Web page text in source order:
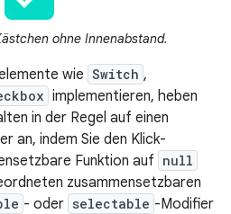
ohne Innenabstand.
wie Switch ,
implementieren, heben
in der Regel auf einen
an, indem Sie den Klick-
Funktion auf null
zusammensetzbaren
- oder selectable -Modifier